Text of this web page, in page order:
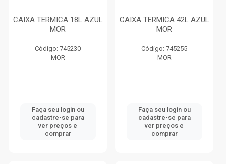
CAIXA TERMICA 18L AZUL
MOR
Código: 745230
MOR
Faça seu login ou
cadastre-se para
ver preços e
comprar
CAIXA TERMICA 42L AZUL
MOR
Código: 745255
MOR
Faça seu login ou
cadastre-se para
ver preços e
comprar